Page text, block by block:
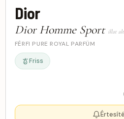
Dior
Dior Homme Sport illat
FÉRFI PURE ROYAL PARFÜM
Friss